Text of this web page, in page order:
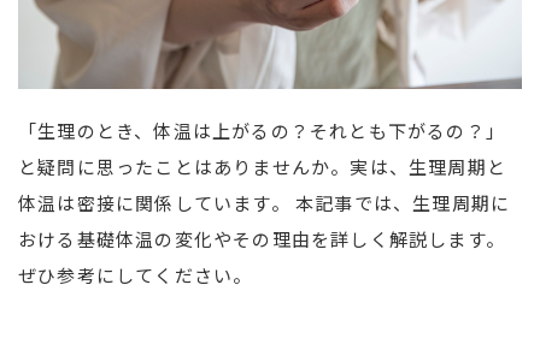
「生理のとき、体温は上がるの？それとも下がるの？」
と疑問に思ったことはありませんか。実は、生理周期と
体温は密接に関係しています。 本記事では、生理周期に
おける基礎体温の変化やその理由を詳しく解説します。
ぜひ参考にしてください。